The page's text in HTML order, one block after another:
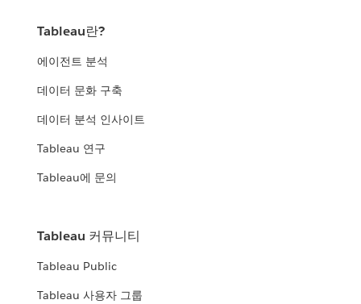
Tableau란?
에이전트 분석
데이터 문화 구축
데이터 분석 인사이트
Tableau 연구
Tableau에 문의
Tableau 커뮤니티
Tableau Public
Tableau 사용자 그룹